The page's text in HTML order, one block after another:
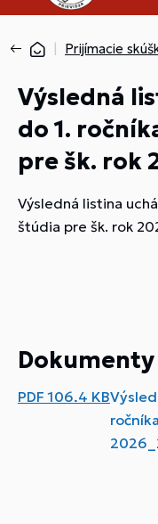
Prijímacie
Výsledná
do 1.
pre šk. rok
Výsledná listina
štúdia pre šk. rok
PDF106.4 KB